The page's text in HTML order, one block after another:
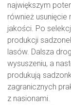
największym
również usunięcie
jakości. Po
produkcji
lasów. Dalsza
wysuszeniu, a
produkują
zagranicznych
z nasionami.